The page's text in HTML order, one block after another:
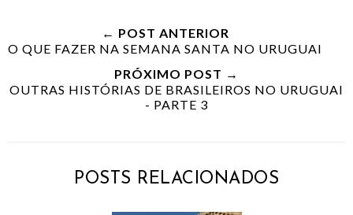
← POST ANTERIOR
O QUE FAZER NA SEMANA SANTA NO URUGUAI
PRÓXIMO POST →
OUTRAS HISTÓRIAS DE BRASILEIROS NO URUGUAI
- PARTE 3
POSTS RELACIONADOS